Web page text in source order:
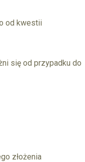
od kwestii
się od przypadku do
złożenia